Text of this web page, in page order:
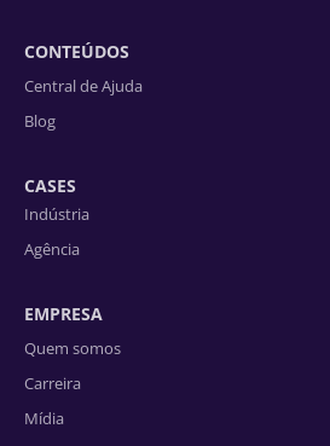
CONTEÚDOS
Central de Ajuda
Blog
CASES
Indústria
Agência
EMPRESA
Quem somos
Carreira
Mídia